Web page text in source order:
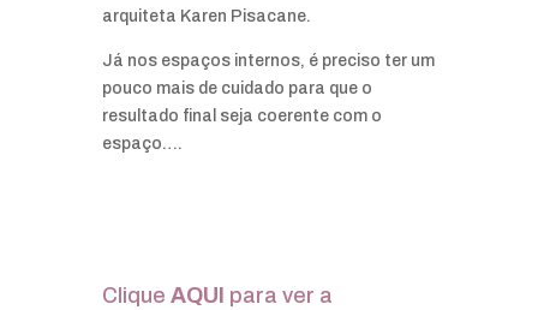
arquiteta Karen Pisacane.
Já nos espaços internos, é preciso ter um
pouco mais de cuidado para que o
resultado final seja coerente com o
espaço….
Clique AQUI para ver a